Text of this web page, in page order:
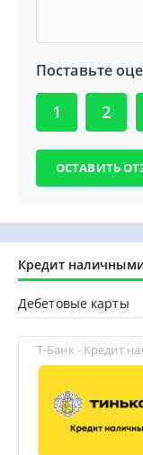
Поставьте
1 2
Кредит
Дебетовые карты
Т-Банк - Кредит